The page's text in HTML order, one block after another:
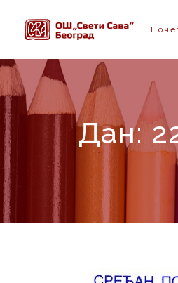
content
Дан: